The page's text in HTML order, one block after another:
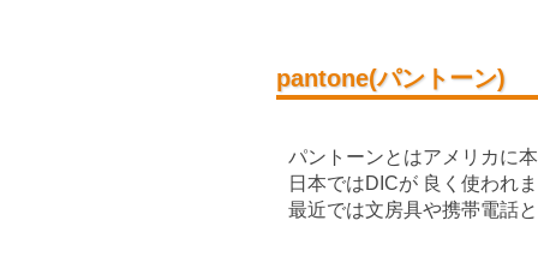
pantone(パントーン)
パントーンとはアメリカに
日本ではDICが 良く使われ
最近では文房具や携帯電話